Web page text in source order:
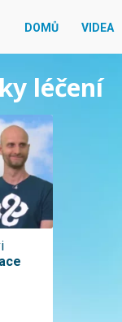
DOMŮ VIDEA
léčení